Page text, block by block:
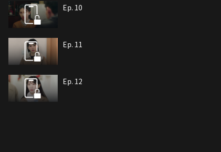
Ep. 10
Ep. 11
Ep. 12